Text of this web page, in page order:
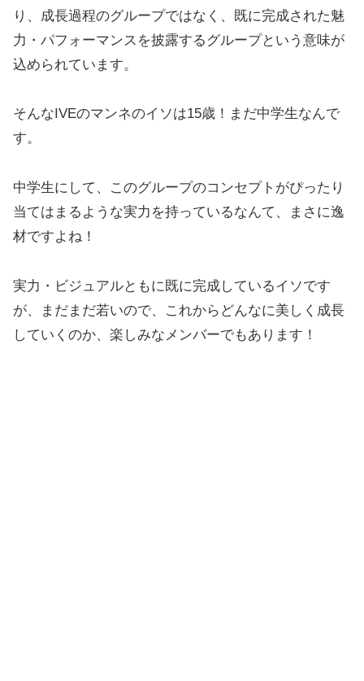
り、成長過程のグループではなく、既に完成された魅
力・パフォーマンスを披露するグループという意味が
込められています。
そんなIVEのマンネのイソは15歳！まだ中学生なんで
す。
中学生にして、このグループのコンセプトがぴったり
当てはまるような実力を持っているなんて、まさに逸
材ですよね！
実力・ビジュアルともに既に完成しているイソです
が、まだまだ若いので、これからどんなに美しく成長
していくのか、楽しみなメンバーでもあります！